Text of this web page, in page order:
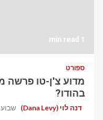
1 min read
ספורט
בהודו?
דנה לוי (Dana Levy) שבוע 1 ago